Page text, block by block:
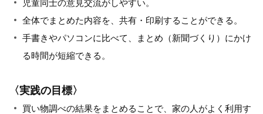
児童同士の意見交流がしやすい。
全体でまとめた内容を、共有・印刷することができる。
手書きやパソコンに比べて、まとめ（新聞づくり）にかけ
る時間が短縮できる。
〈実践の目標〉
買い物調べの結果をまとめることで、家の人がよく利用す